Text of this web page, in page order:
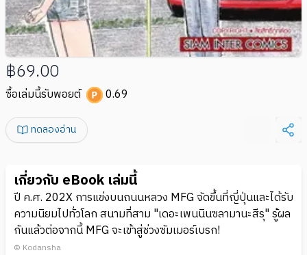
฿69.00
ซื้อเล่มนี้รับพอยต์ 0.69
ทดลองอ่าน
เกี่ยวกับ eBook เล่มนี้
ปี ค.ศ. 202X การแข่งบนถนนหลวง MFG จัดขึ้นที่ญี่ปุ่นและได้รับ
ความนิยมไปทั่วโลก สนามที่สาม "เดอะเพนนินซลามานะสีรุ" รู้ผล
กันแล้วต่อจากนี้ MFG จะเข้าสู่ช่วงซัมเมอร์เบรก!
© Kodansha